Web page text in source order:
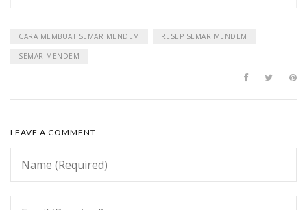
CARA MEMBUAT SEMAR MENDEM RESEP SEMAR MENDEM
SEMAR MENDEM
LEAVE A COMMENT